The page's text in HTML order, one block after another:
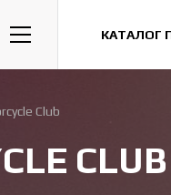
КАТАЛОГ
Казуальные
Club
CLUB